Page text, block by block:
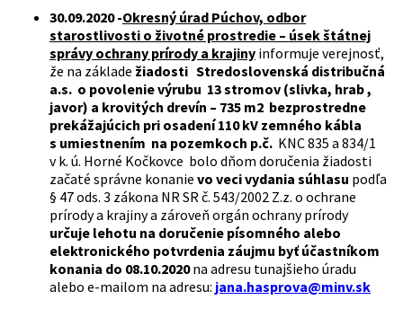
30.09.2020 -Okresný úrad Púchov, odbor
starostlivosti o životné prostredie – úsek štátnej
správy ochrany prírody a krajiny informuje verejnosť,
že na základe žiadosti Stredoslovenská distribučná
a.s. o povolenie výrubu 13 stromov (slivka, hrab ,
javor) a krovitých drevín – 735 m2 bezprostredne
prekážajúcich pri osadení 110 kV zemného kábla
s umiestnením na pozemkoch p.č. KNC 835 a 834/1
v k. ú. Horné Kočkovce bolo dňom doručenia žiadosti
začaté správne konanie vo veci vydania súhlasu podľa
§ 47 ods. 3 zákona NR SR č. 543/2002 Z.z. o ochrane
prírody a krajiny a zároveň orgán ochrany prírody
určuje lehotu na doručenie písomného alebo
elektronického potvrdenia záujmu byť účastníkom
konania do 08.10.2020na adresu tunajšieho úradu
alebo e-mailom na adresu: jana.hasprova@minv.sk